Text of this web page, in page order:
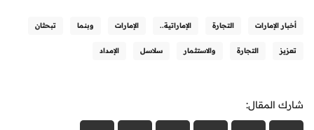
أخبار الإمارات التجارة الإماراتية.. الإمارات وبنما تبحثان
تعزيز التجارة والاستثمار سلاسل الإمداد
شارك المقال: